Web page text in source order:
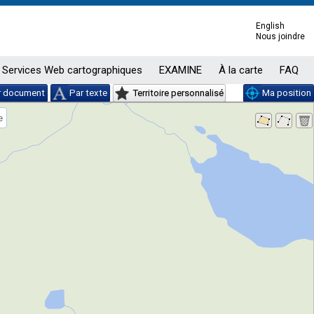
English
Nous joindre
Services Web cartographiques EXAMINE À la carte FAQ
document Par texte Territoire personnalisé
Ma position